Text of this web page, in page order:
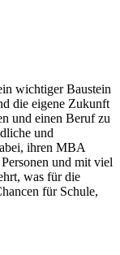
wichtiger Baustein
die eigene Zukunft
und einen Beruf zu
und
ihren MBA
und mit viel
was für die
für Schule,